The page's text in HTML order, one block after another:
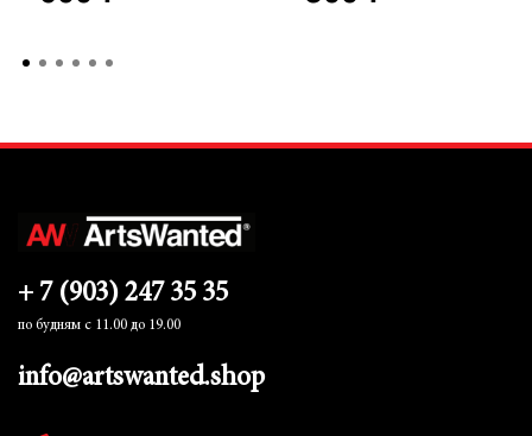
+ 7 (903) 247 35 35
по будням с 11.00 до 19.00
info@artswanted.shop